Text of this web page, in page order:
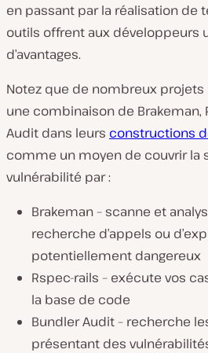
en passant par la réalisation de
outils offrent aux développeurs
d’avantages.
Notez que de nombreux
une combinaison de Brakeman,
Audit dans leurs constructions
comme un moyen de couvrir la
vulnérabilité par :
Brakeman – scanne et
recherche d’appels ou
potentiellement dangereux
Rspec-rails – exécute vos
la base de code
Bundler Audit – recherche
présentant des